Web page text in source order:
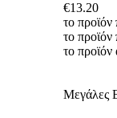
€13.20
το
το
το
Μεγάλες